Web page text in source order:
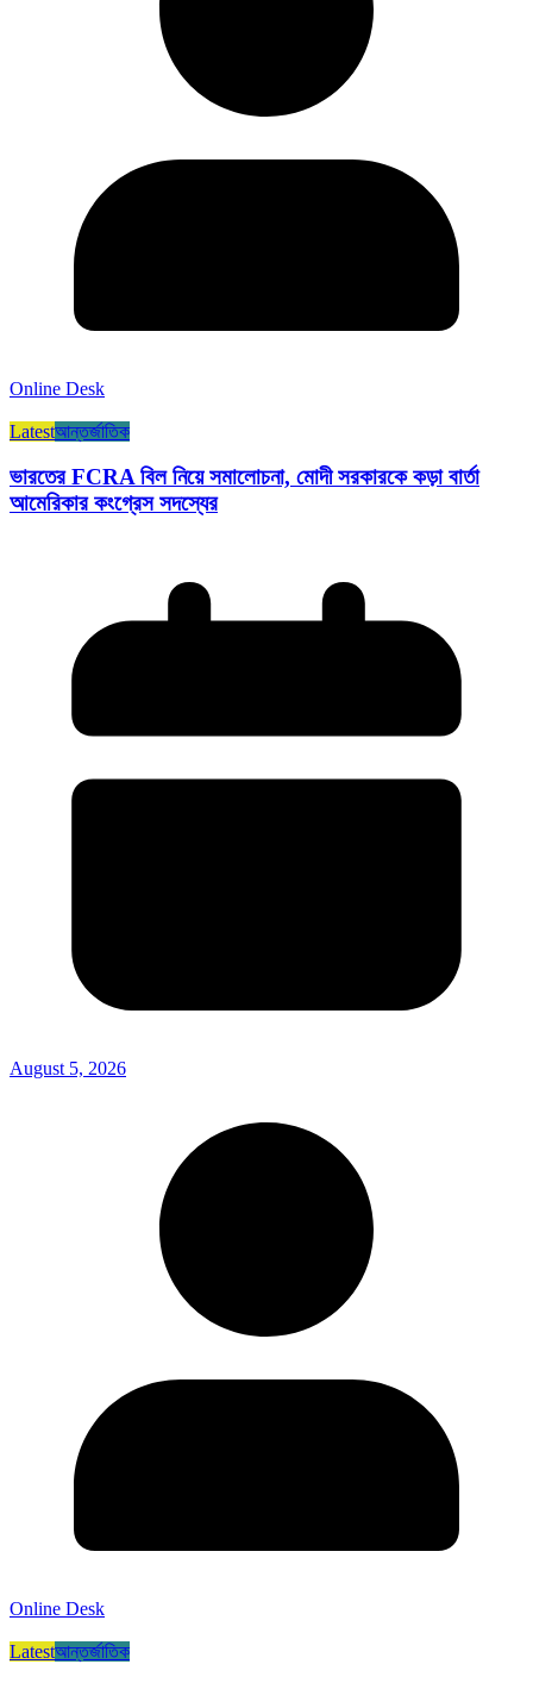
Online Desk
Latestআন্তর্জাতিক
ভারতের FCRA বিল নিয়ে সমালোচনা, মোদী সরকারকে কড়া বার্তা
আমেরিকার কংগ্রেস সদস্যের
August 5, 2026
Online Desk
Latestআন্তর্জাতিক